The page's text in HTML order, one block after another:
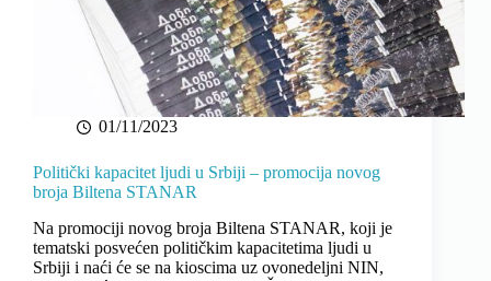
01/11/2023
Politički kapacitet ljudi u Srbiji – promocija novog
broja Biltena STANAR
Na promociji novog broja Biltena STANAR, koji je
tematski posvećen političkim kapacitetima ljudi u
Srbiji i naći će se na kioscima uz ovonedeljni NIN,